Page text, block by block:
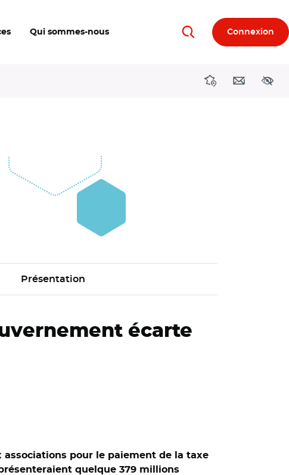
Qui sommes-nous RechercherConnexion
DirectionsContact
Présentation
écarte
associations pour le paiement de la taxe
quelque 379 millions